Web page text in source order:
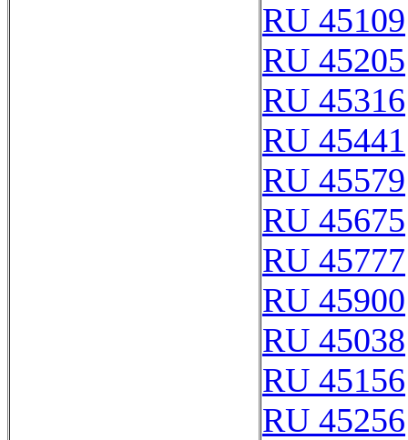
RU 45109
RU 45205
RU 45316
RU 45441
RU 45579
RU 45675
RU 45777
RU 45900
RU 45038
RU 45156
RU 45256